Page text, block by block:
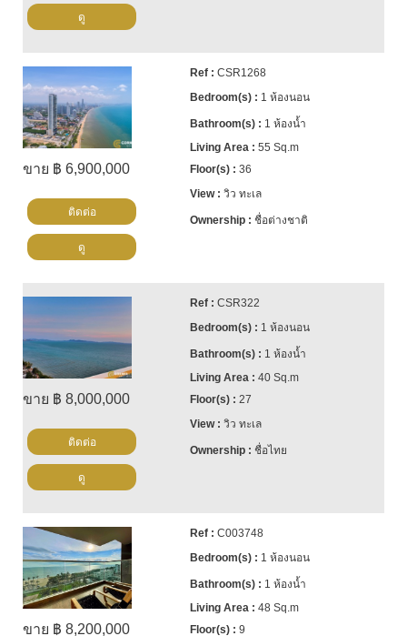
ดู
ขาย ฿ 6,900,000
CSR1268
1 ห้องนอน
1 ห้องน้ำ
55 Sq.m
36
วิว ทะเล
ชื่อต่างชาติ
ติดต่อ
ดู
ขาย ฿ 8,000,000
CSR322
1 ห้องนอน
1 ห้องน้ำ
40 Sq.m
27
วิว ทะเล
ชื่อไทย
ติดต่อ
ดู
ขาย ฿ 8,200,000
C003748
1 ห้องนอน
1 ห้องน้ำ
48 Sq.m
9